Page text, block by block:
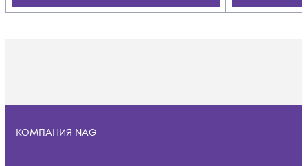
КОМПАНИЯ NAG